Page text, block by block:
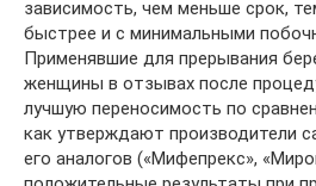
зависимость, чем меньше срок,
быстрее и с минимальными
Применявшие для прерывания
женщины в отзывах после
лучшую переносимость по
как утверждают производители
его аналогов («Мифепрекс»,